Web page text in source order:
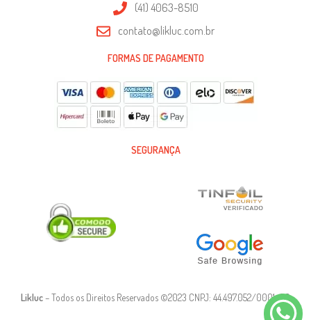
(41) 4063-8510
contato@likluc.com.br
FORMAS DE PAGAMENTO
SEGURANÇA
Likluc– Todos os Direitos Reservados ©2023 CNPJ: 44.497.052/0001-90